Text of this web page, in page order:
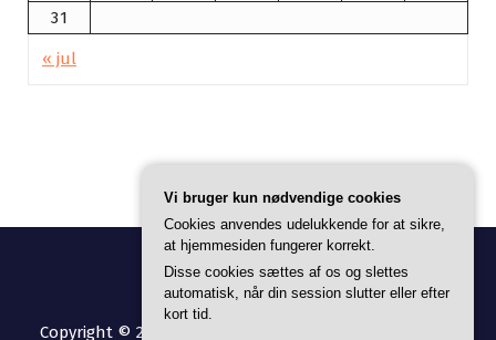
31
« jul
Copyright © 2026 De9's Fitnessguide | Powered by
Vi bruger kun nødvendige cookies
Cookies anvendes udelukkende for at sikre,
at hjemmesiden fungerer korrekt.
Disse cookies sættes af os og slettes
automatisk, når din session slutter eller efter
kort tid.